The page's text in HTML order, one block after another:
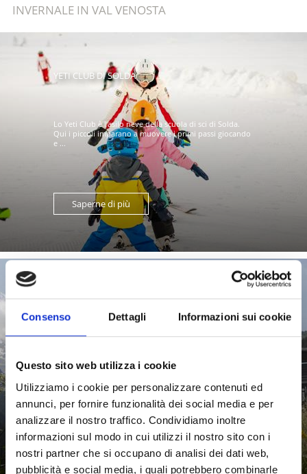
Consenso Dettagli Informazioni sui cookie
Questo sito web utilizza i cookie
Utilizziamo i cookie per personalizzare contenuti ed
annunci, per fornire funzionalità dei social media e per
analizzare il nostro traffico. Condividiamo inoltre
informazioni sul modo in cui utilizzi il nostro sito con i
nostri partner che si occupano di analisi dei dati web,
pubblicità e social media, i quali potrebbero combinarle
INVERNALE IN VAL VENOSTA
YETI CLUB DI SOLDA
Lo Yeti Club è l’asilo neve della scuola di sci di Solda.
Qui i piccoli imparano a muovere i primi passi giocando
e ...
Saperne di più
CENTRI VISITE DEL PARCO NAZIONALE
mondo animali e vegetale che popola il Parco Nazionale
...
Saperne di più